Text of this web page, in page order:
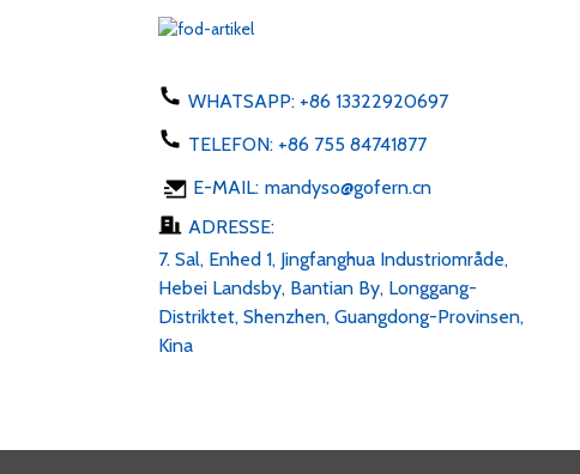
USB AC 100-24...
LED-strimmel 6v 12v 24v
AC 100-240V DC 1...
WHATSAPP: +86 13322920697
TELEFON: +86 755 84741877
E-MAIL: mandyso@gofern.cn
ADRESSE:
7. Sal, Enhed 1, Jingfanghua Industriområde,
Hebei Landsby, Bantian By, Longgang-
Distriktet, Shenzhen, Guangdong-Provinsen,
Kina